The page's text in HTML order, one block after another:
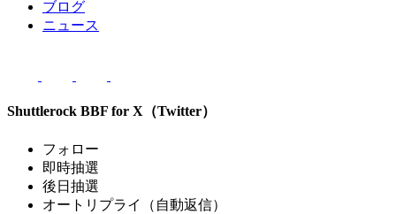
ブログ
ニュース
Shuttlerock BBF for X（Twitter）
フォロー
即時抽選
後日抽選
オートリプライ（自動返信）